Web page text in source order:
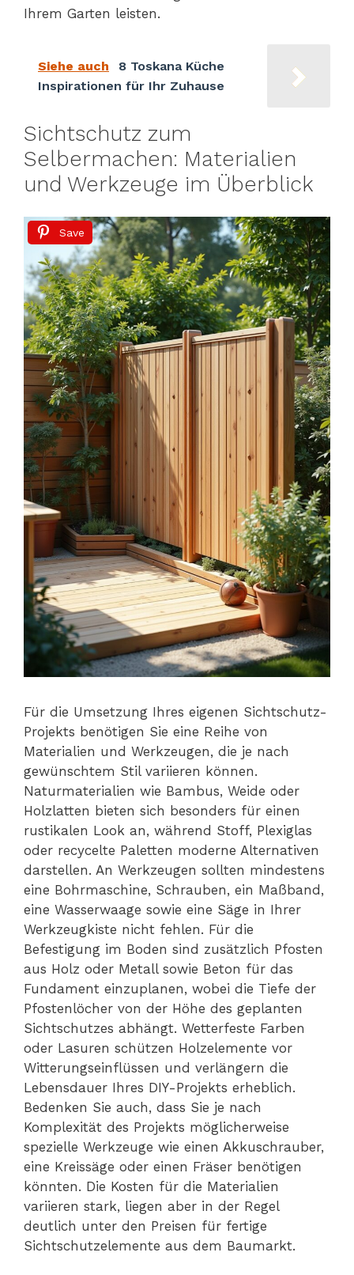
Ihrem Garten leisten.
Siehe auch
8 Toskana Küche
Inspirationen für Ihr Zuhause
Sichtschutz zum
Selbermachen: Materialien
und Werkzeuge im Überblick
Save
Für die Umsetzung Ihres eigenen Sichtschutz-
Projekts benötigen Sie eine Reihe von
Materialien und Werkzeugen, die je nach
gewünschtem Stil variieren können.
Naturmaterialien wie Bambus, Weide oder
Holzlatten bieten sich besonders für einen
rustikalen Look an, während Stoff, Plexiglas
oder recycelte Paletten moderne Alternativen
darstellen. An Werkzeugen sollten mindestens
eine Bohrmaschine, Schrauben, ein Maßband,
eine Wasserwaage sowie eine Säge in Ihrer
Werkzeugkiste nicht fehlen. Für die
Befestigung im Boden sind zusätzlich Pfosten
aus Holz oder Metall sowie Beton für das
Fundament einzuplanen, wobei die Tiefe der
Pfostenlöcher von der Höhe des geplanten
Sichtschutzes abhängt. Wetterfeste Farben
oder Lasuren schützen Holzelemente vor
Witterungseinflüssen und verlängern die
Lebensdauer Ihres DIY-Projekts erheblich.
Bedenken Sie auch, dass Sie je nach
Komplexität des Projekts möglicherweise
spezielle Werkzeuge wie einen Akkuschrauber,
eine Kreissäge oder einen Fräser benötigen
könnten. Die Kosten für die Materialien
variieren stark, liegen aber in der Regel
deutlich unter den Preisen für fertige
Sichtschutzelemente aus dem Baumarkt.